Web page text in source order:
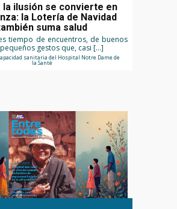
la ilusión se convierte en
la Lotería de Navidad
suma salud
tiempo de encuentros, de buenos
gestos que, casi […]
sanitaria del Hospital Notre Dame de
la Santé